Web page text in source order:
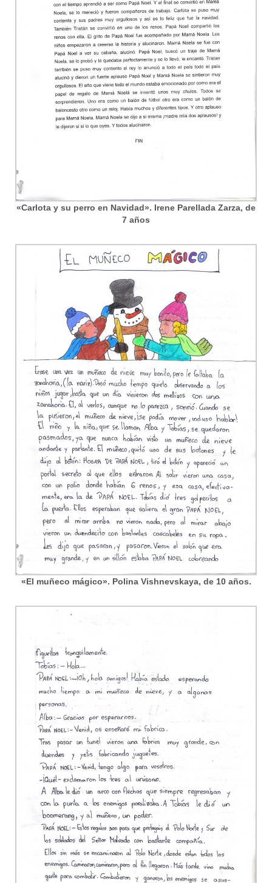
«Carlota y su perro en Navidad». Irene Parellada Zarza, de
7 años
«El muñeco mágico». Polina Vishnevskaya, de 10 años.